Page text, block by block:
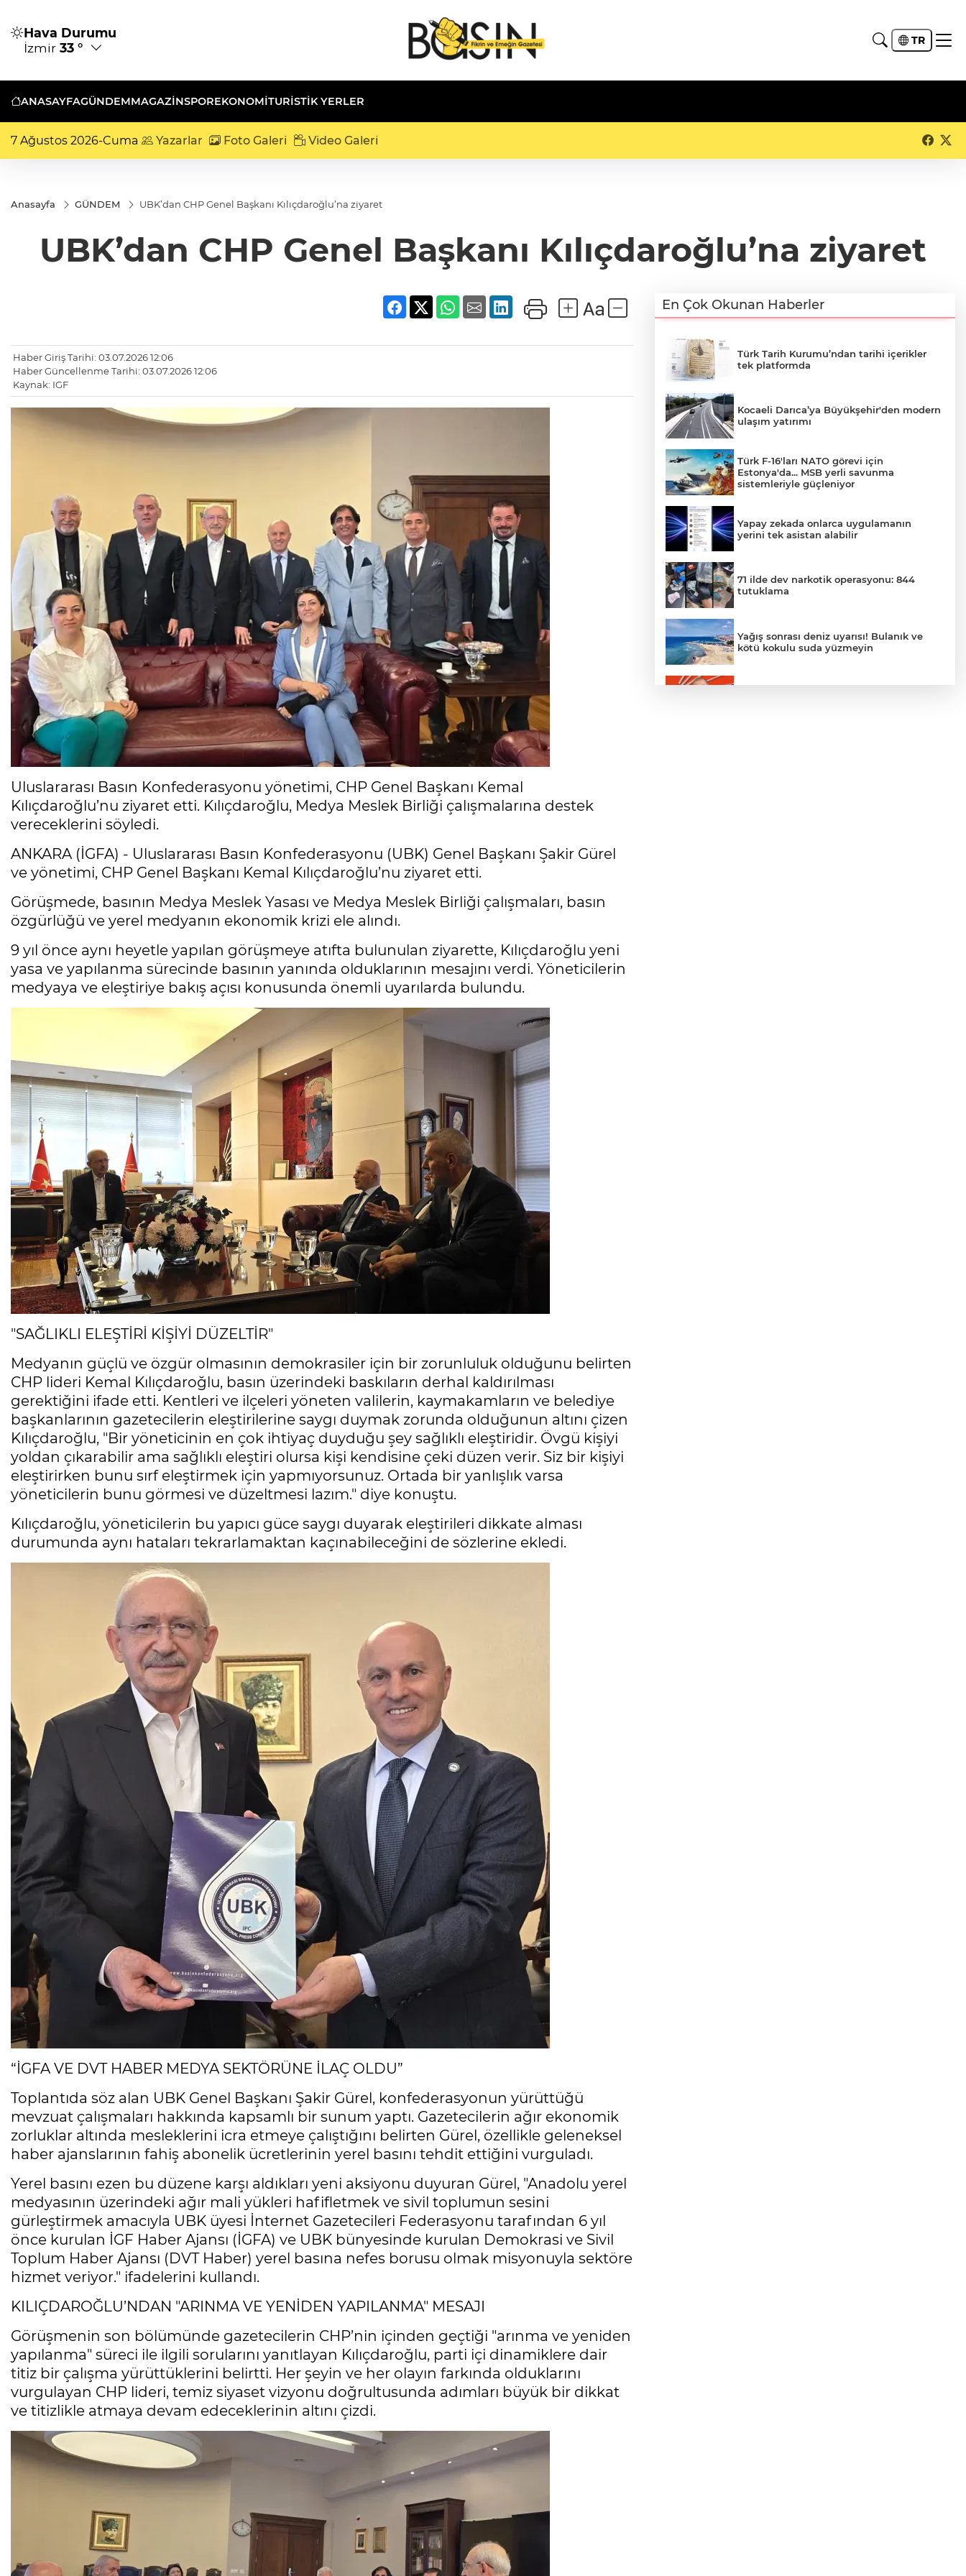
Hava Durumu
İzmir 33 ° TR
ANASAYFAGÜNDEMMAGAZİNSPOREKONOMİTURISTIK YERLER
7 Ağustos 2026-Cuma Yazarlar Foto Galeri Video Galeri
Anasayfa GÜNDEM UBK’dan CHP Genel Başkanı Kılıçdaroğlu’na ziyaret
UBK’dan CHP Genel Başkanı Kılıçdaroğlu’na ziyaret
Haber Giriş Tarihi: 03.07.2026 12:06
Haber Güncellenme Tarihi: 03.07.2026 12:06
Kaynak: IGF
Uluslararası Basın Konfederasyonu yönetimi, CHP Genel Başkanı Kemal
Kılıçdaroğlu’nu ziyaret etti. Kılıçdaroğlu, Medya Meslek Birliği çalışmalarına destek
vereceklerini söyledi.
ANKARA (İGFA) - Uluslararası Basın Konfederasyonu (UBK) Genel Başkanı Şakir Gürel
ve yönetimi, CHP Genel Başkanı Kemal Kılıçdaroğlu’nu ziyaret etti.
Görüşmede, basının Medya Meslek Yasası ve Medya Meslek Birliği çalışmaları, basın
özgürlüğü ve yerel medyanın ekonomik krizi ele alındı.
9 yıl önce aynı heyetle yapılan görüşmeye atıfta bulunulan ziyarette, Kılıçdaroğlu yeni
yasa ve yapılanma sürecinde basının yanında olduklarının mesajını verdi. Yöneticilerin
medyaya ve eleştiriye bakış açısı konusunda önemli uyarılarda bulundu.
"SAĞLIKLI ELEŞTİRİ KİŞİYİ DÜZELTİR"
Medyanın güçlü ve özgür olmasının demokrasiler için bir zorunluluk olduğunu belirten
CHP lideri Kemal Kılıçdaroğlu, basın üzerindeki baskıların derhal kaldırılması
gerektiğini ifade etti. Kentleri ve ilçeleri yöneten valilerin, kaymakamların ve belediye
başkanlarının gazetecilerin eleştirilerine saygı duymak zorunda olduğunun altını çizen
Kılıçdaroğlu, "Bir yöneticinin en çok ihtiyaç duyduğu şey sağlıklı eleştiridir. Övgü kişiyi
yoldan çıkarabilir ama sağlıklı eleştiri olursa kişi kendisine çeki düzen verir. Siz bir kişiyi
eleştirirken bunu sırf eleştirmek için yapmıyorsunuz. Ortada bir yanlışlık varsa
yöneticilerin bunu görmesi ve düzeltmesi lazım." diye konuştu.
Kılıçdaroğlu, yöneticilerin bu yapıcı güce saygı duyarak eleştirileri dikkate alması
durumunda aynı hataları tekrarlamaktan kaçınabileceğini de sözlerine ekledi.
“İGFA VE DVT HABER MEDYA SEKTÖRÜNE İLAÇ OLDU”
Toplantıda söz alan UBK Genel Başkanı Şakir Gürel, konfederasyonun yürüttüğü
mevzuat çalışmaları hakkında kapsamlı bir sunum yaptı. Gazetecilerin ağır ekonomik
zorluklar altında mesleklerini icra etmeye çalıştığını belirten Gürel, özellikle geleneksel
haber ajanslarının fahiş abonelik ücretlerinin yerel basını tehdit ettiğini vurguladı.
Yerel basını ezen bu düzene karşı aldıkları yeni aksiyonu duyuran Gürel, "Anadolu yerel
medyasının üzerindeki ağır mali yükleri hafifletmek ve sivil toplumun sesini
gürleştirmek amacıyla UBK üyesi İnternet Gazetecileri Federasyonu tarafından 6 yıl
önce kurulan İGF Haber Ajansı (İGFA) ve UBK bünyesinde kurulan Demokrasi ve Sivil
Toplum Haber Ajansı (DVT Haber) yerel basına nefes borusu olmak misyonuyla sektöre
hizmet veriyor." ifadelerini kullandı.
KILIÇDAROĞLU’NDAN "ARINMA VE YENİDEN YAPILANMA" MESAJI
Görüşmenin son bölümünde gazetecilerin CHP’nin içinden geçtiği "arınma ve yeniden
yapılanma" süreci ile ilgili sorularını yanıtlayan Kılıçdaroğlu, parti içi dinamiklere dair
titiz bir çalışma yürüttüklerini belirtti. Her şeyin ve her olayın farkında olduklarını
vurgulayan CHP lideri, temiz siyaset vizyonu doğrultusunda adımları büyük bir dikkat
ve titizlikle atmaya devam edeceklerinin altını çizdi.
En Çok Okunan Haberler
Türk Tarih Kurumu’ndan tarihi içerikler
tek platformda
Kocaeli Darıca’ya Büyükşehir'den modern
ulaşım yatırımı
Türk F-16'ları NATO görevi için
Estonya'da... MSB yerli savunma
sistemleriyle güçleniyor
Yapay zekada onlarca uygulamanın
yerini tek asistan alabilir
71 ilde dev narkotik operasyonu: 844
tutuklama
Yağış sonrası deniz uyarısı! Bulanık ve
kötü kokulu suda yüzmeyin